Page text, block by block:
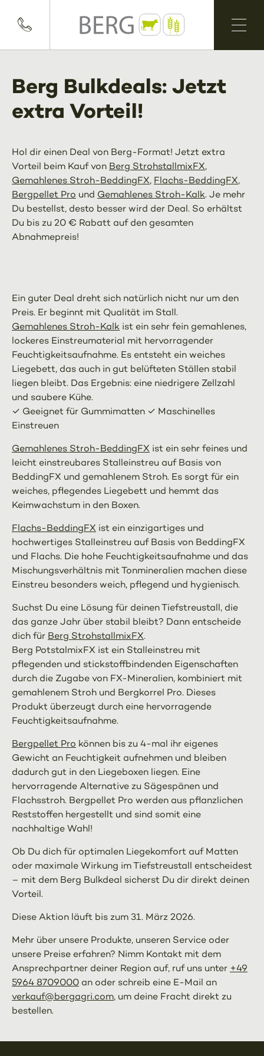
Berg Bulkdeals: Jetzt
extra Vorteil!
Hol dir einen Deal von Berg-Format! Jetzt extra
Vorteil beim Kauf von Berg StrohstallmixFX,
Gemahlenes Stroh-BeddingFX, Flachs-BeddingFX,
Bergpellet Pro und Gemahlenes Stroh-Kalk. Je mehr
Du bestellst, desto besser wird der Deal. So erhältst
Du bis zu 20 € Rabatt auf den gesamten
Abnahmepreis!
Ein guter Deal dreht sich natürlich nicht nur um den
Preis. Er beginnt mit Qualität im Stall.
Gemahlenes Stroh-Kalk ist ein sehr fein gemahlenes,
lockeres Einstreumaterial mit hervorragender
Feuchtigkeitsaufnahme. Es entsteht ein weiches
Liegebett, das auch in gut belüfteten Ställen stabil
liegen bleibt. Das Ergebnis: eine niedrigere Zellzahl
und saubere Kühe.
✓ Geeignet für Gummimatten ✓ Maschinelles
Einstreuen
Gemahlenes Stroh-BeddingFX ist ein sehr feines und
leicht einstreubares Stalleinstreu auf Basis von
BeddingFX und gemahlenem Stroh. Es sorgt für ein
weiches, pflegendes Liegebett und hemmt das
Keimwachstum in den Boxen.
Flachs-BeddingFX ist ein einzigartiges und
hochwertiges Stalleinstreu auf Basis von BeddingFX
und Flachs. Die hohe Feuchtigkeitsaufnahme und das
Mischungsverhältnis mit Tonmineralien machen diese
Einstreu besonders weich, pflegend und hygienisch.
Suchst Du eine Lösung für deinen Tiefstreustall, die
das ganze Jahr über stabil bleibt? Dann entscheide
dich für Berg StrohstallmixFX.
Berg PotstalmixFX ist ein Stalleinstreu mit
pflegenden und stickstoffbindenden Eigenschaften
durch die Zugabe von FX-Mineralien, kombiniert mit
gemahlenem Stroh und Bergkorrel Pro. Dieses
Produkt überzeugt durch eine hervorragende
Feuchtigkeitsaufnahme.
Bergpellet Pro können bis zu 4-mal ihr eigenes
Gewicht an Feuchtigkeit aufnehmen und bleiben
dadurch gut in den Liegeboxen liegen. Eine
hervorragende Alternative zu Sägespänen und
Flachsstroh. Bergpellet Pro werden aus pflanzlichen
Reststoffen hergestellt und sind somit eine
nachhaltige Wahl!
Ob Du dich für optimalen Liegekomfort auf Matten
oder maximale Wirkung im Tiefstreustall entscheidest
– mit dem Berg Bulkdeal sicherst Du dir direkt deinen
Vorteil.
Diese Aktion läuft bis zum 31. März 2026.
Mehr über unsere Produkte, unseren Service oder
unsere Preise erfahren? Nimm Kontakt mit dem
Ansprechpartner deiner Region auf, ruf uns unter +49
5964 8709000 an oder schreib eine E-Mail an
verkauf@bergagri.com, um deine Fracht direkt zu
bestellen.